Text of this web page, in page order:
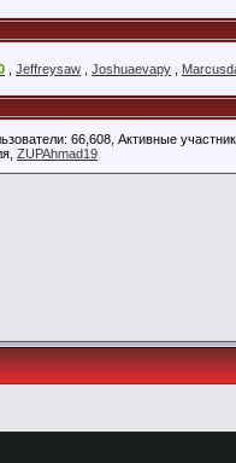
Jeffreysaw Joshuaevapy
66,608, Активные
ZUPAhmad19